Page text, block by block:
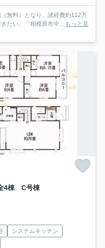
無料）となり、諸経費約112万
たい、「相模原市中... もっと見
4棟 C号棟
システムキッチン